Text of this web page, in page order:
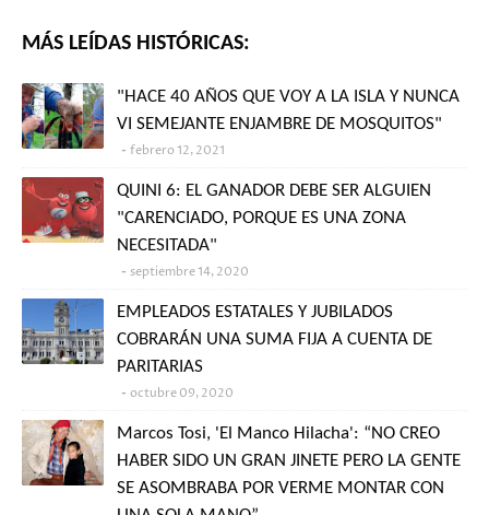
MÁS LEÍDAS HISTÓRICAS:
"HACE 40 AÑOS QUE VOY A LA ISLA Y NUNCA
VI SEMEJANTE ENJAMBRE DE MOSQUITOS"
febrero 12, 2021
QUINI 6: EL GANADOR DEBE SER ALGUIEN
"CARENCIADO, PORQUE ES UNA ZONA
NECESITADA"
septiembre 14, 2020
EMPLEADOS ESTATALES Y JUBILADOS
COBRARÁN UNA SUMA FIJA A CUENTA DE
PARITARIAS
octubre 09, 2020
Marcos Tosi, 'El Manco Hilacha': “NO CREO
HABER SIDO UN GRAN JINETE PERO LA GENTE
SE ASOMBRABA POR VERME MONTAR CON